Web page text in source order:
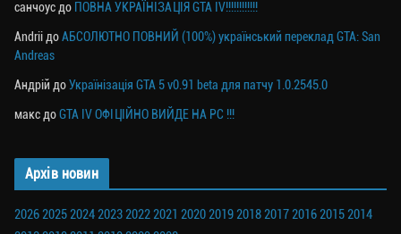
санчоус до ПОВНА УКРАЇНІЗАЦІЯ GTA IV!!!!!!!!!!!!
Andrii доАБСОЛЮТНО ПОВНИЙ (100%) український переклад GTA: San
Andreas
Андрій доУкраїнізація GTA 5 v0.91 beta для патчу 1.0.2545.0
макс доGTA IV ОФІЦІЙНО ВИЙДЕ НА PC !!!
Архів новин
202620252024202320222021 2020201920182017201620152014